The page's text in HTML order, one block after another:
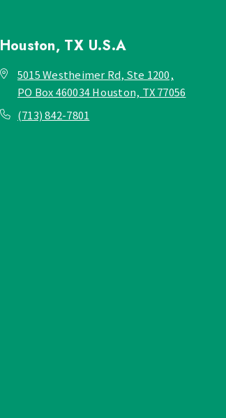
Houston, TX U.S.A
5015 Westheimer Rd, Ste 1200,
PO Box 460034 Houston, TX 77056
(713) 842-7801